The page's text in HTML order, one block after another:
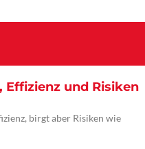
und Risiken
birgt aber Risiken wie